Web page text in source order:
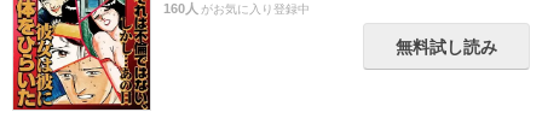
160人 がお気に入り登録中
無料試し読み